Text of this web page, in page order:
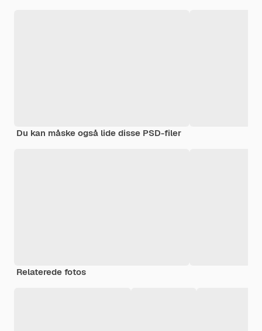
Du kan måske også lide disse PSD-filer
Relaterede fotos